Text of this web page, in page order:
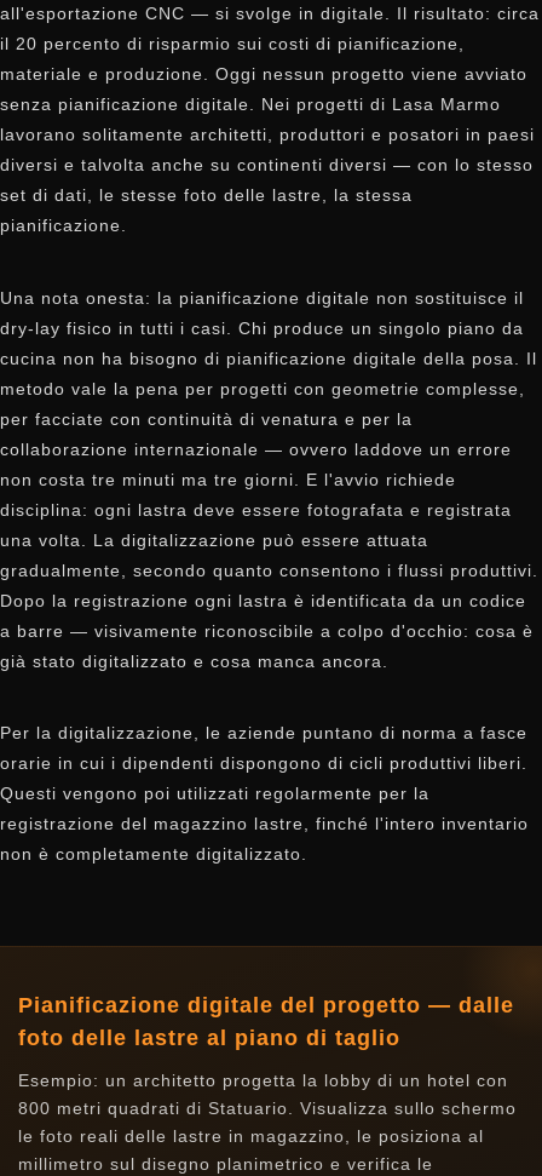
all'esportazione CNC — si svolge in digitale. Il risultato: circa
il 20 percento di risparmio sui costi di pianificazione,
materiale e produzione. Oggi nessun progetto viene avviato
senza pianificazione digitale. Nei progetti di Lasa Marmo
lavorano solitamente architetti, produttori e posatori in paesi
diversi e talvolta anche su continenti diversi — con lo stesso
set di dati, le stesse foto delle lastre, la stessa
pianificazione.
Una nota onesta: la pianificazione digitale non sostituisce il
dry-lay fisico in tutti i casi. Chi produce un singolo piano da
cucina non ha bisogno di pianificazione digitale della posa. Il
metodo vale la pena per progetti con geometrie complesse,
per facciate con continuità di venatura e per la
collaborazione internazionale — ovvero laddove un errore
non costa tre minuti ma tre giorni. E l'avvio richiede
disciplina: ogni lastra deve essere fotografata e registrata
una volta. La digitalizzazione può essere attuata
gradualmente, secondo quanto consentono i flussi produttivi.
Dopo la registrazione ogni lastra è identificata da un codice
a barre — visivamente riconoscibile a colpo d'occhio: cosa è
già stato digitalizzato e cosa manca ancora.
Per la digitalizzazione, le aziende puntano di norma a fasce
orarie in cui i dipendenti dispongono di cicli produttivi liberi.
Questi vengono poi utilizzati regolarmente per la
registrazione del magazzino lastre, finché l'intero inventario
non è completamente digitalizzato.
Pianificazione digitale del progetto — dalle
foto delle lastre al piano di taglio
Esempio: un architetto progetta la lobby di un hotel con
800 metri quadrati di Statuario. Visualizza sullo schermo
le foto reali delle lastre in magazzino, le posiziona al
millimetro sul disegno planimetrico e verifica le